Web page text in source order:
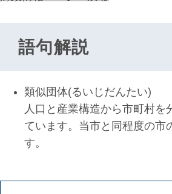
語句解説
類似団体(るいじだんたい)
人口と産業構造から市町村を
ています。当市と同程度の市
す。